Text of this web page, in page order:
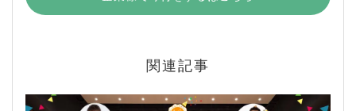
関連記事